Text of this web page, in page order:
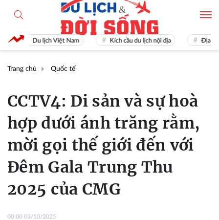
Du lịch Việt Nam Kích cầu du lịch nội địa Địa điểm
Trang chủ Quốc tế
CCTV4: Di sản và sự hoà
hợp dưới ánh trăng rằm,
mời gọi thế giới đến với
Đêm Gala Trung Thu
2025 của CMG
00:00 03/10/2025